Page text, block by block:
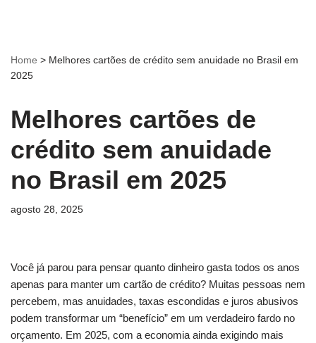
Home > Melhores cartões de crédito sem anuidade no Brasil em
2025
Melhores cartões de
crédito sem anuidade
no Brasil em 2025
agosto 28, 2025
Você já parou para pensar quanto dinheiro gasta todos os anos
apenas para manter um cartão de crédito? Muitas pessoas nem
percebem, mas anuidades, taxas escondidas e juros abusivos
podem transformar um “benefício” em um verdadeiro fardo no
orçamento. Em 2025, com a economia ainda exigindo mais